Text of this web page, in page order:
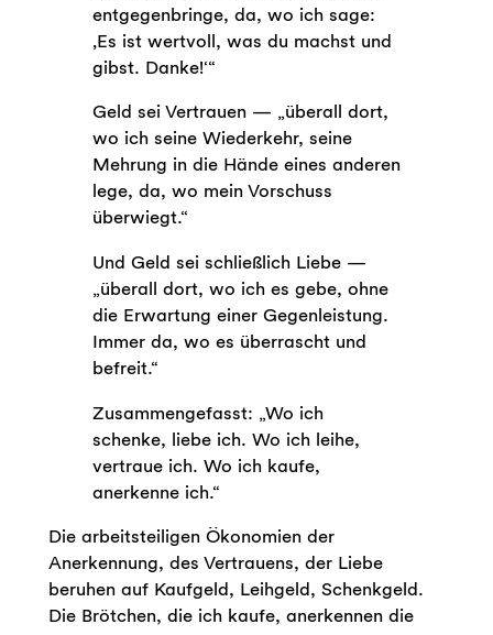
entgegenbringe, da, wo ich sage:
‚Es ist wertvoll, was du machst und
gibst. Danke!‘“
Geld sei Vertrauen — „überall dort,
wo ich seine Wiederkehr, seine
Mehrung in die Hände eines anderen
lege, da, wo mein Vorschuss
überwiegt.“
Und Geld sei schließlich Liebe —
„überall dort, wo ich es gebe, ohne
die Erwartung einer Gegenleistung.
Immer da, wo es überrascht und
befreit.“
Zusammengefasst: „Wo ich
schenke, liebe ich. Wo ich leihe,
vertraue ich. Wo ich kaufe,
anerkenne ich.“
Die arbeitsteiligen Ökonomien der
Anerkennung, des Vertrauens, der Liebe
beruhen auf Kaufgeld, Leihgeld, Schenkgeld.
Die Brötchen, die ich kaufe, anerkennen die